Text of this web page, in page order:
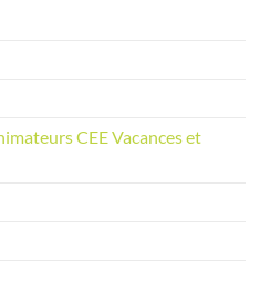
CEE Vacances et